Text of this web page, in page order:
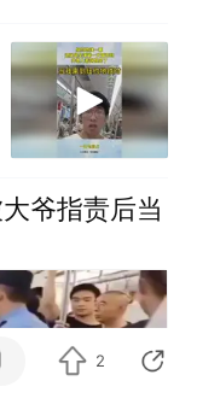
爷指责后当
2